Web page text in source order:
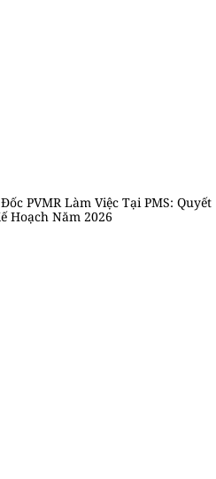
PVMR Làm Việc Tại PMS: Quyết
Hoạch Năm 2026